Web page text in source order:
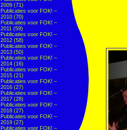
2009 (71)
Publicaties voor FOK! –
2010 (70)
Publicaties voor FOK! –
2011 (59)
Publicaties voor FOK! –
2012 (58)
Publicaties voor FOK! –
2013 (50)
Publicaties voor FOK! –
2014 (16)
Publicaties voor FOK! –
2015 (21)
Publicaties voor FOK! –
2016 (27)
Publicaties voor FOK! –
2017 (28)
Publicaties voor FOK! –
2018 (27)
Publicaties voor FOK! –
2019 (27)
Publicaties voor FOK! –